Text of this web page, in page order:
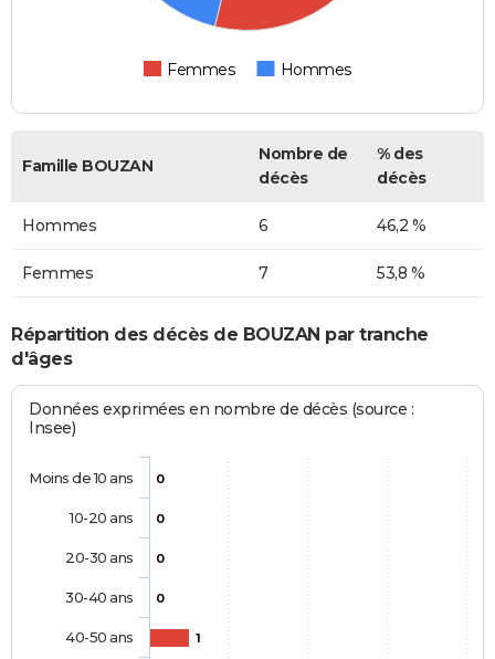
Femmes Hommes
Famille BOUZAN
Nombre de
décès
% des
décès
Hommes 6 46,2 %
Femmes 7 53,8 %
Répartition des décès de BOUZAN par tranche
d'âges
Données exprimées en nombre de décès (source :
Insee)
0
0
0
0
1
Moins de 10 ans
10-20 ans
20-30 ans
30-40 ans
40-50 ans